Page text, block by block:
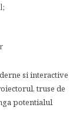
si interactive
truse de
potentialul